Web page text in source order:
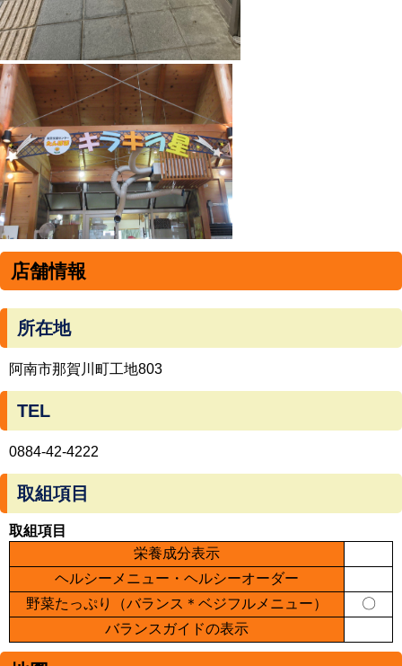
店舗情報
所在地
阿南市那賀川町工地803
TEL
0884-42-4222
取組項目
取組項目
栄養成分表示
ヘルシーメニュー・ヘルシーオーダー
野菜たっぷり（バランス＊ベジフルメニュー）
〇
バランスガイドの表示